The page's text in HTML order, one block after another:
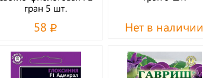
гран 5 шт.
58 Нет в наличии